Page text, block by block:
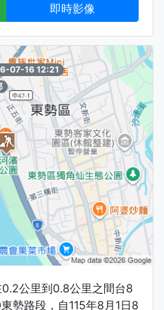
即時影像
07-16 12:21
公里到0.8公里之間台8
勢路段，自115年8月1日8